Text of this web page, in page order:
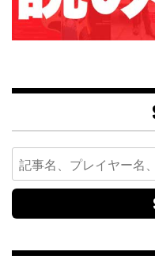
Search
for: